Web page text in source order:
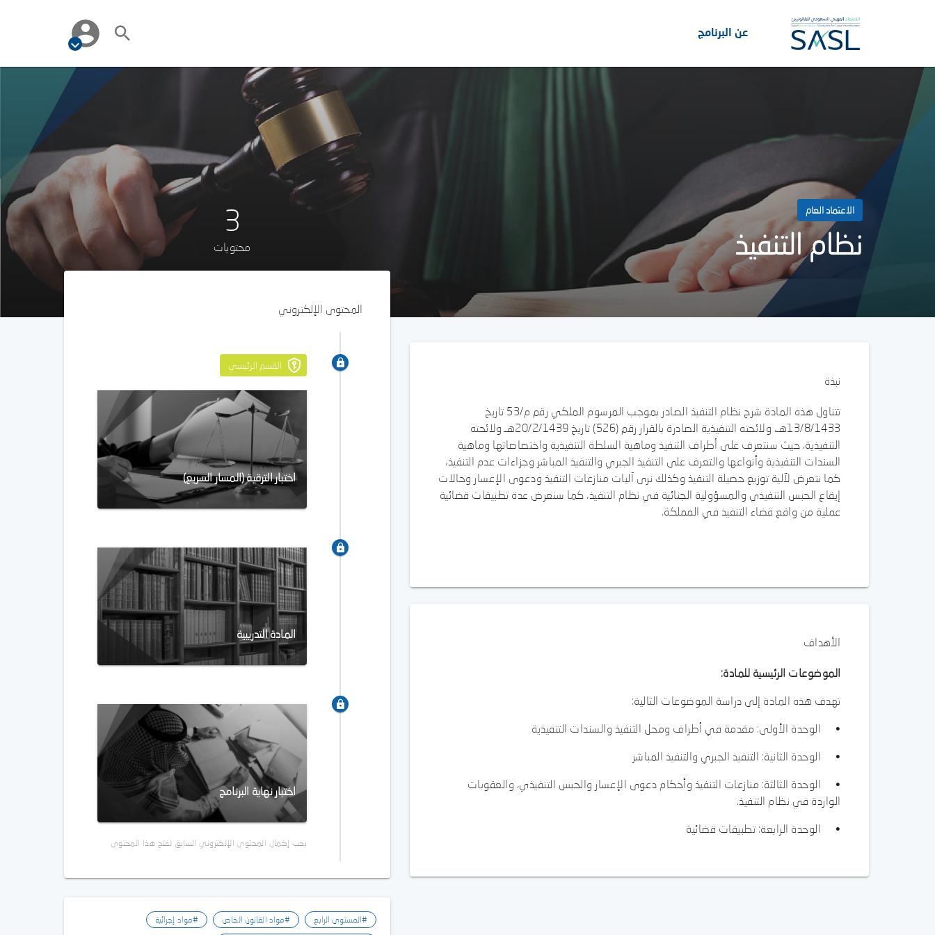
عن البرنامج
الاعتماد العام
نظام التنفيذ
3
محتويات
نبذة
تتناول هذه المادة شرح نظام التنفيذ الصادر بموجب المرسوم الملكي رقم م/53 تاريخ
13/8/1433هـ، ولائحته التنفيذية الصادرة بالقرار رقم (526) تاريخ 20/2/1439هـ ولائحته
التنفيذية، حيث سنتعرف على أطراف التنفيذ وماهية السلطة التنفيذية واختصاصاتها وماهية
السندات التنفيذية وأنواعها والتعرف على التنفيذ الجبري والتنفيذ المباشر وجزاءات عدم التنفيذ،
كما نتعرض لآلية توزيع حصيلة التنفيذ وكذلك نرى آليات منازعات التنفيذ ودعوى الإعسار وحالات
إيقاع الحبس التنفيذي والمسؤولية الجنائية في نظام التنفيذ، كما سنعرض عدة تطبيقات قضائية
عملية من واقع قضاء التنفيذ في المملكة.
الأهداف
الموضوعات الرئيسية للمادة:
تهدف هذه المادة إلى دراسة الموضوعات التالية:
• الوحدة الأولى: مقدمة في أطراف ومحل التنفيذ والسندات التنفيذية
• الوحدة الثانية: التنفيذ الجبري والتنفيذ المباشر
• الوحدة الثالثة: منازعات التنفيذ وأحكام دعوى الإعسار والحبس التنفيذي، والعقوبات
الواردة في نظام التنفيذ.
• الوحدة الرابعة: تطبيقات قضائية
المحتوى الإلكتروني
القسم الرئيسي
اختبار الترقية (المسار السريع)
المادة التدريبية
اختبار نهاية البرنامج
يجب إكمال المحتوى الإلكتروني السابق لفتح هذا المحتوى
#المستوى الرابع #مواد القانون الخاص
#مواد إجرائية